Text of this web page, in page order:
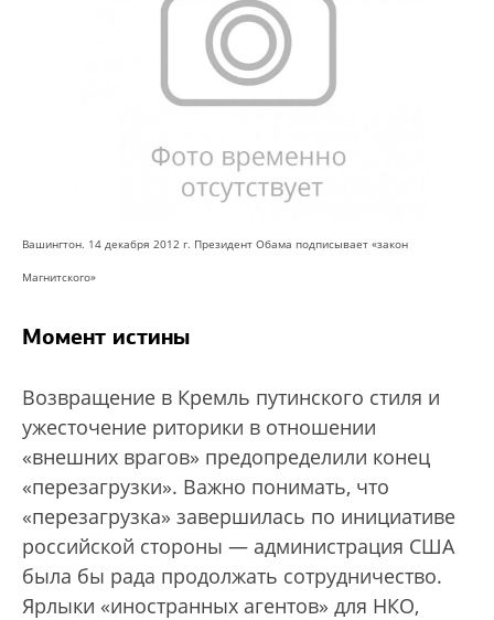
Вашингтон. 14 декабря 2012 г. Президент Обама подписывает «закон
Магнитского»
Момент истины
Возвращение в Кремль путинского стиля и
ужесточение риторики в отношении
«внешних врагов» предопределили конец
«перезагрузки». Важно понимать, что
«перезагрузка» завершилась по инициативе
российской стороны — администрация США
была бы рада продолжать сотрудничество.
Ярлыки «иностранных агентов» для НКО,